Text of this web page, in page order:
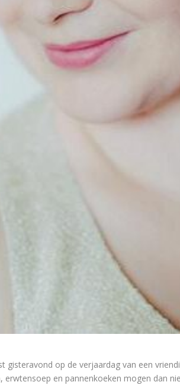
gisteravond op de verjaardag van een
erwtensoep en pannenkoeken mogen dan